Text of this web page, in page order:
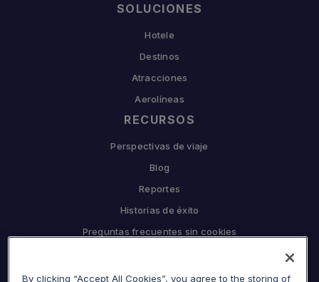
SOLUCIONES
Hotele
Destinos
Atracciones
Aerolíneas
RECURSOS
Perspectivas de viaje
Blog
Reportes
Historias de éxito
Preguntas frecuentes sin cookies
Por qué Sojern
By clicking “Accept All Cookies”, you agree to the storing of